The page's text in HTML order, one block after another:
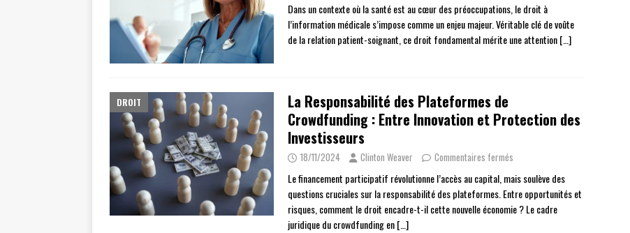
Dans un contexte où la santé est au cœur des préoccupations, le droit à
l’information médicale s’impose comme un enjeu majeur. Véritable clé de voûte
de la relation patient-soignant, ce droit fondamental mérite une attention[…]
DROIT
La Responsabilité des Plateformes de
Crowdfunding : Entre Innovation et Protection des
Investisseurs
18/11/2024 Clinton Weaver Commentaires fermés
Le financement participatif révolutionne l’accès au capital, mais soulève des
questions cruciales sur la responsabilité des plateformes. Entre opportunités et
risques, comment le droit encadre-t-il cette nouvelle économie ? Le cadre
juridique du crowdfunding en[…]